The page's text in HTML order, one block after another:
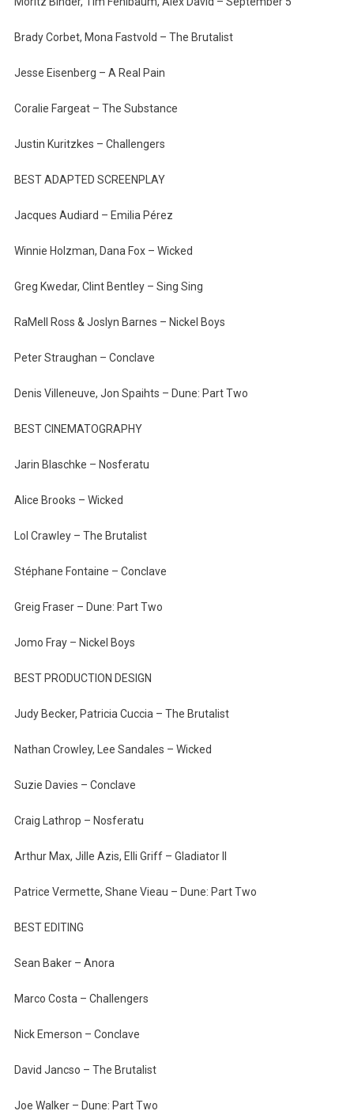
Brady Corbet, Mona Fastvold – The Brutalist
Jesse Eisenberg – A Real Pain
Coralie Fargeat – The Substance
Justin Kuritzkes – Challengers
BEST ADAPTED SCREENPLAY
Jacques Audiard – Emilia Pérez
Winnie Holzman, Dana Fox – Wicked
Greg Kwedar, Clint Bentley – Sing Sing
RaMell Ross & Joslyn Barnes – Nickel Boys
Peter Straughan – Conclave
Denis Villeneuve, Jon Spaihts – Dune: Part Two
BEST CINEMATOGRAPHY
Jarin Blaschke – Nosferatu
Alice Brooks – Wicked
Lol Crawley – The Brutalist
Stéphane Fontaine – Conclave
Greig Fraser – Dune: Part Two
Jomo Fray – Nickel Boys
BEST PRODUCTION DESIGN
Judy Becker, Patricia Cuccia – The Brutalist
Nathan Crowley, Lee Sandales – Wicked
Suzie Davies – Conclave
Craig Lathrop – Nosferatu
Arthur Max, Jille Azis, Elli Griff – Gladiator II
Patrice Vermette, Shane Vieau – Dune: Part Two
BEST EDITING
Sean Baker – Anora
Marco Costa – Challengers
Nick Emerson – Conclave
David Jancso – The Brutalist
Joe Walker – Dune: Part Two